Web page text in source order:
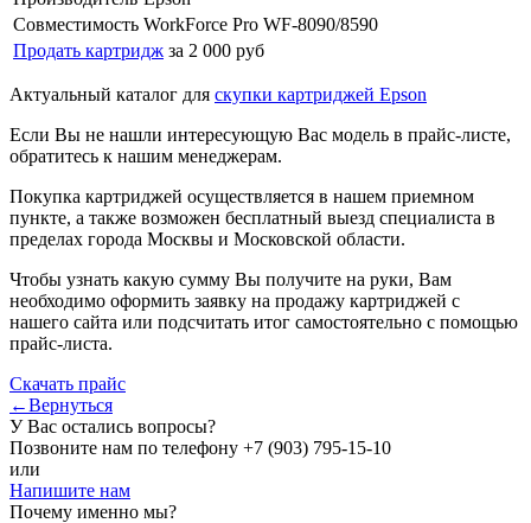
Совместимость WorkForce Pro WF-8090/8590
Продать картридж за 2 000 руб
Актуальный каталог для скупки картриджей Epson
Если Вы не нашли интересующую Вас модель в прайс-листе,
обратитесь к нашим менеджерам.
Покупка картриджей осуществляется в нашем приемном
пункте, а также возможен бесплатный выезд специалиста в
пределах города Москвы и Московской области.
Чтобы узнать какую сумму Вы получите на руки, Вам
необходимо оформить заявку на продажу картриджей с
нашего сайта или подсчитать итог самостоятельно с помощью
прайс-листа.
Скачать прайс
←Вернуться
У Вас остались вопросы?
Позвоните нам по телефону +7 (903) 795-15-10
или
Напишите нам
Почему именно мы?